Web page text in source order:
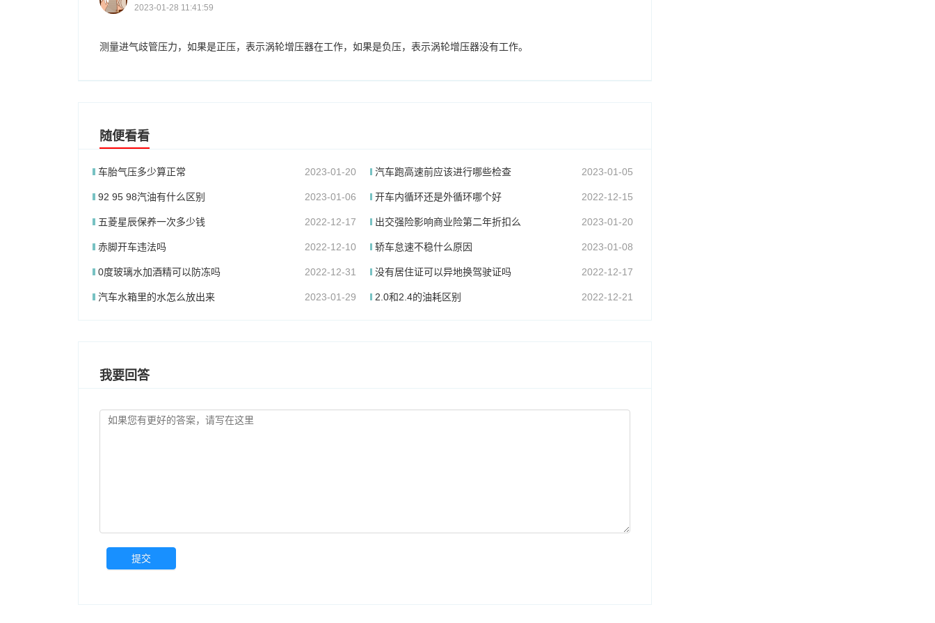
2023-01-28 11:41:59
测量进气歧管压力，如果是正压，表示涡轮增压器在工作，如果是负压，表示涡轮增压器没有工作。
随便看看
车胎气压多少算正常 2023-01-20 汽车跑高速前应该进行哪些检查 2023-01-05
92 95 98汽油有什么区别 2023-01-06 开车内循环还是外循环哪个好 2022-12-15
五菱星辰保养一次多少钱 2022-12-17 出交强险影响商业险第二年折扣么 2023-01-20
赤脚开车违法吗 2022-12-10 轿车怠速不稳什么原因 2023-01-08
0度玻璃水加酒精可以防冻吗 2022-12-31 没有居住证可以异地换驾驶证吗 2022-12-17
汽车水箱里的水怎么放出来 2023-01-29 2.0和2.4的油耗区别 2022-12-21
我要回答
提交